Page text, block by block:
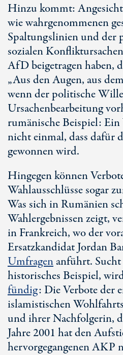
Hinzu kommt:
wie wahrgenommenen
Spaltungslinien und der
sozialen
AfD beigetragen haben,
„Aus den Augen, aus
wenn der politische
Ursachenbearbeitung
rumänische Beispiel:
nicht einmal, dass dafür
gewonnen wird.
Hingegen können
Wahlausschlüsse sogar
Was sich in Rumänien
Wahlergebnissen zeigt,
in Frankreich, wo der
Ersatzkandidat Jordan
Umfragenanführt.
historisches Beispiel,
fündig: Die Verbote der
islamistischen
und ihrer Nachfolgerin,
Jahre 2001 hat den
hervorgegangenen AKP